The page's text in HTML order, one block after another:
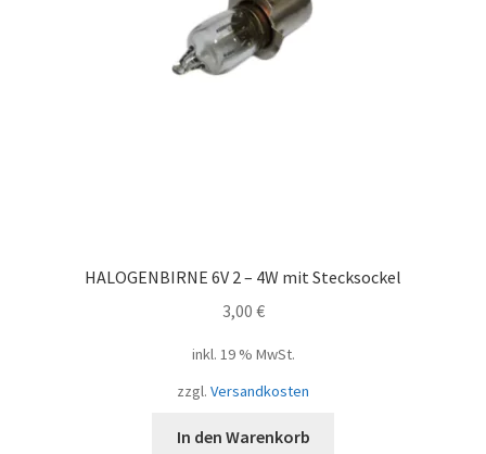
HALOGENBIRNE 6V 2 – 4W mit Stecksockel
3,00 €
inkl. 19 % MwSt.
zzgl. Versandkosten
In den Warenkorb